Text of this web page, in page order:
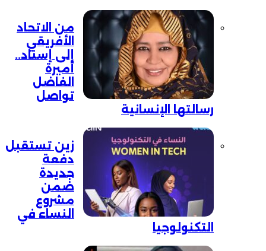
من الاتحاد
الأفريقي
إلى إسناد..
أميرة
الفاضل
تواصل
رسالتها الإنسانية
زين تستقبل
دفعة
جديدة
ضمن
مشروع
النساء في
التكنولوجيا